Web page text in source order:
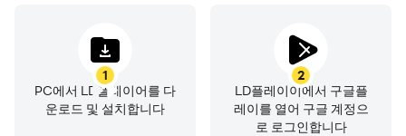
- 이 게임은 부분유료 아이템 구매가 가능합니다. 부분유료
아이템 구매시 추가 비용이 발생할 수 있으며,
부분유료 아이템은 종류에 따라 청약철회가 제한될 수도 있
1
PC에서 LD플레이어를 다
운로드 및 설치합니다
2
LD플레이이에서 구글플
레이를 열어 구글 계정으
로 로그인합니다